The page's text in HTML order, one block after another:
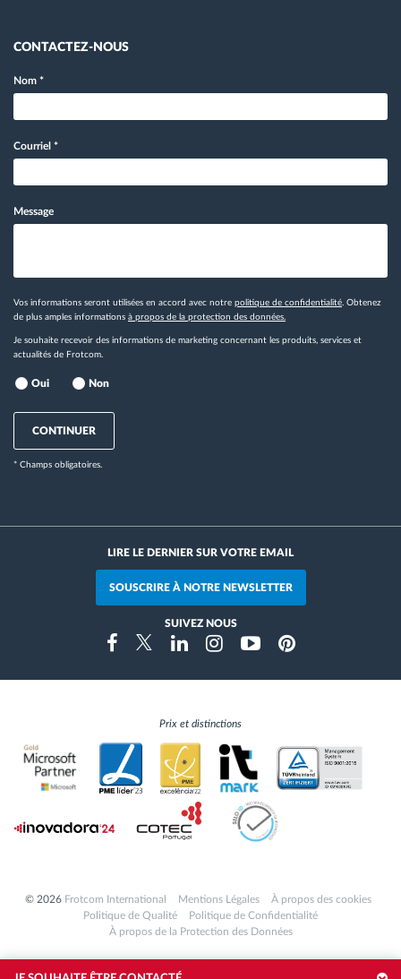
CONTACTEZ-NOUS
Nom *
Courriel *
Message
Vos informations seront utilisées en accord avec notre politique de confidentialité. Obtenez
de plus amples informations à propos de la protection des données.
Je souhaite recevoir des informations de marketing concernant les produits, services et
actualités de Frotcom.
Oui Non
CONTINUER
* Champs obligatoires.
LIRE LE DERNIER SUR VOTRE EMAIL
SOUSCRIRE À NOTRE NEWSLETTER
SUIVEZ NOUS
FacebookTwitterLinkedinInstragramYoutubePinterest
Prix et distinctions
© 2026 Frotcom International Mentions Légales
À propos des cookies
Politique de Qualité
Politique de Confidentialité
À propos de la Protection des Données